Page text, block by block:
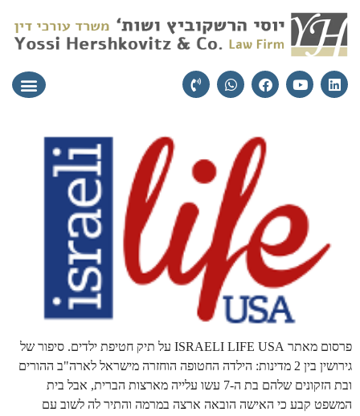
פרסום מאתר ISRAELI LIFE USA על תיק חטיפת ילדים. סיפור של
גירושין בין 2 מדינות: הילדה החטופה הוחזרה מישראל לארה"ב ההורים
ובת הזקונים שלהם בת ה-7 עשו עלייה מארצות הברית, אבל בית
המשפט קבע כי האישה הובאה ארצה במרמה והתיר לה לשוב עם